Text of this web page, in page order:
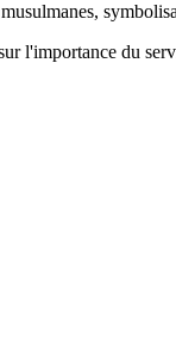
l'importance du